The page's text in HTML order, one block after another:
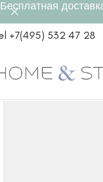
+7(495) 532 47 28
Бесплатная